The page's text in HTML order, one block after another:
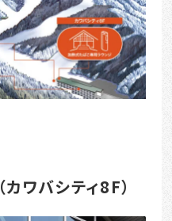
ワバシティ8F）